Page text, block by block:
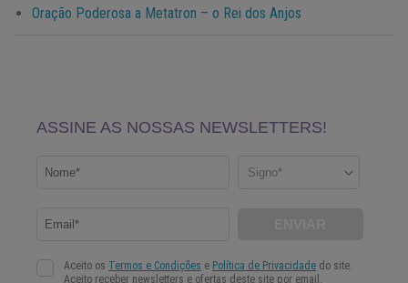
Oração Poderosa a Metatron – o Rei dos Anjos